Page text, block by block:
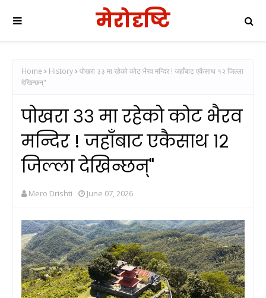
मेरोदृष्टि
Home History
पोखरा ३३ मा रहेको कोट भैरव मन्दिर ! जहाँबाट एकैसाथ १२ जिल्ला
देखिन्छन्"
पोखरा ३३ मा रहेको कोट भैरव
मन्दिर ! जहाँबाट एकैसाथ १२
जिल्ला देखिन्छन्"
Mero Drishti June 07, 2026